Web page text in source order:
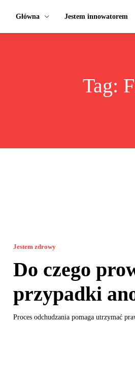
Główna Jestem innowatorem
Tag:
Jestem zdrowy
Do czego
przypadki
Proces odchudzania pomaga utrzymać